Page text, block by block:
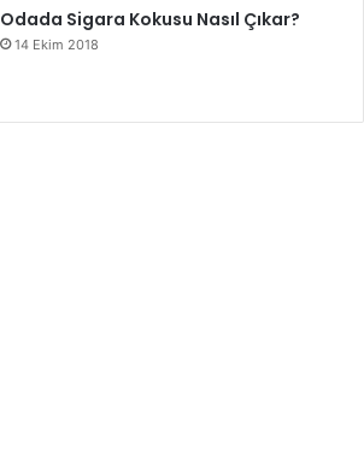
Odada Sigara Kokusu Nasıl Çıkar?
14 Ekim 2018